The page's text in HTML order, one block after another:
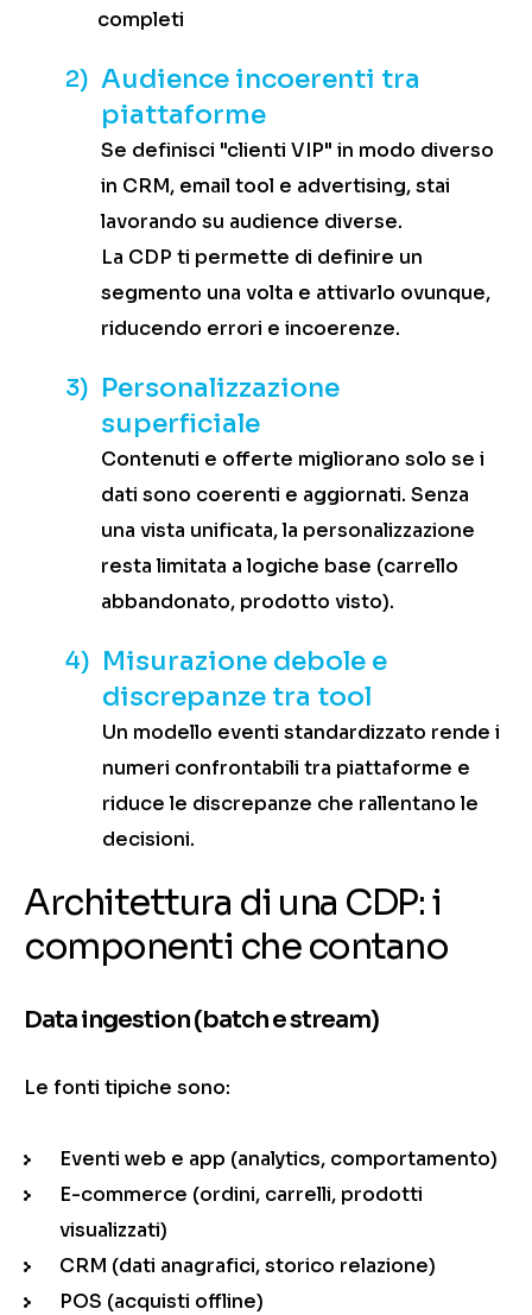
completi
2) Audience incoerenti tra
piattaforme
Se definisci "clienti VIP" in modo diverso
in CRM, email tool e advertising, stai
lavorando su audience diverse.
La CDP ti permette di definire un
segmento una volta e attivarlo ovunque,
riducendo errori e incoerenze.
3) Personalizzazione
superficiale
Contenuti e offerte migliorano solo se i
dati sono coerenti e aggiornati. Senza
una vista unificata, la personalizzazione
resta limitata a logiche base (carrello
abbandonato, prodotto visto).
4) Misurazione debole e
discrepanze tra tool
Un modello eventi standardizzato rende i
numeri confrontabili tra piattaforme e
riduce le discrepanze che rallentano le
decisioni.
Architettura di una CDP: i
componenti che contano
Data ingestion (batch e stream)
Le fonti tipiche sono:
Eventi web e app (analytics, comportamento)
E-commerce (ordini, carrelli, prodotti
visualizzati)
CRM (dati anagrafici, storico relazione)
POS (acquisti offline)